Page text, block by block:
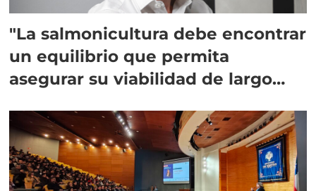
"La salmonicultura debe encontrar
un equilibrio que permita
asegurar su viabilidad de largo